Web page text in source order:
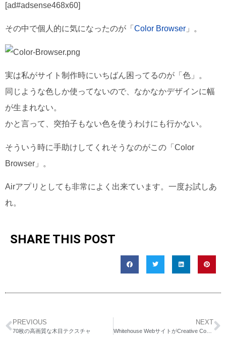
[ad#adsense468x60]
その中で個人的に気になったのが「 Color Browser 」。
実は私がサイト制作時にいちばん困ってるのが「色」。
同じような色しか使ってないので、なかなかデザインに幅
が生まれない。
かと言って、突拍子もない色を使うわけにも行かない。
そういう時に手助けしてくれそうなのがこの「Color
Browser」。
Airアプリとしても非常によく出来ています。一度お試しあ
れ。
SHARE THIS POST
PREVIOUS
70枚の高画質な木目テクスチャ
NEXT
Whitehouse WebサイトがCreative Commonsライセンスに